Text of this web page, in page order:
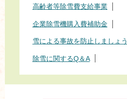
高齢者等除雪費支給事業
企業除雪機購入費補助金
雪による事故を防止しましょう
除雪に関するQ＆A